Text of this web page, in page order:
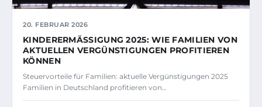
20. FEBRUAR 2026
KINDERERMÄSSIGUNG 2025: WIE FAMILIEN VON A
KTUELLEN VERGÜNSTIGUNGEN PROFITIEREN K
ÖNNEN
Steuervorteile für Familien: aktuelle Vergünstigungen 2025
Familien in Deutschland profitieren von…